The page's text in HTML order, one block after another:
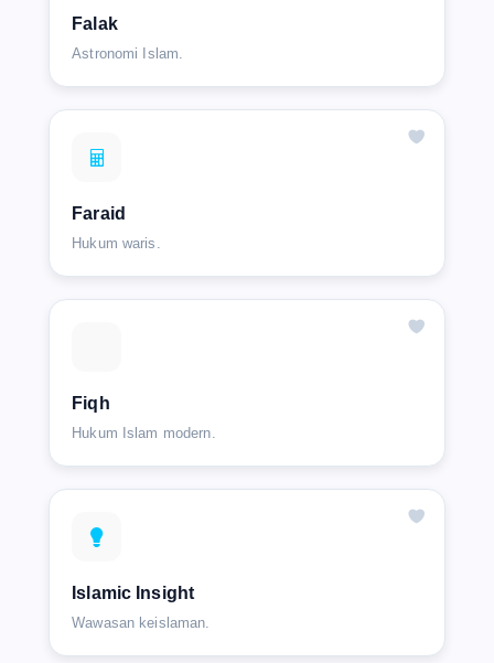
Falak
Astronomi Islam.
Faraid
Hukum waris.
Fiqh
Hukum Islam modern.
Islamic Insight
Wawasan keislaman.